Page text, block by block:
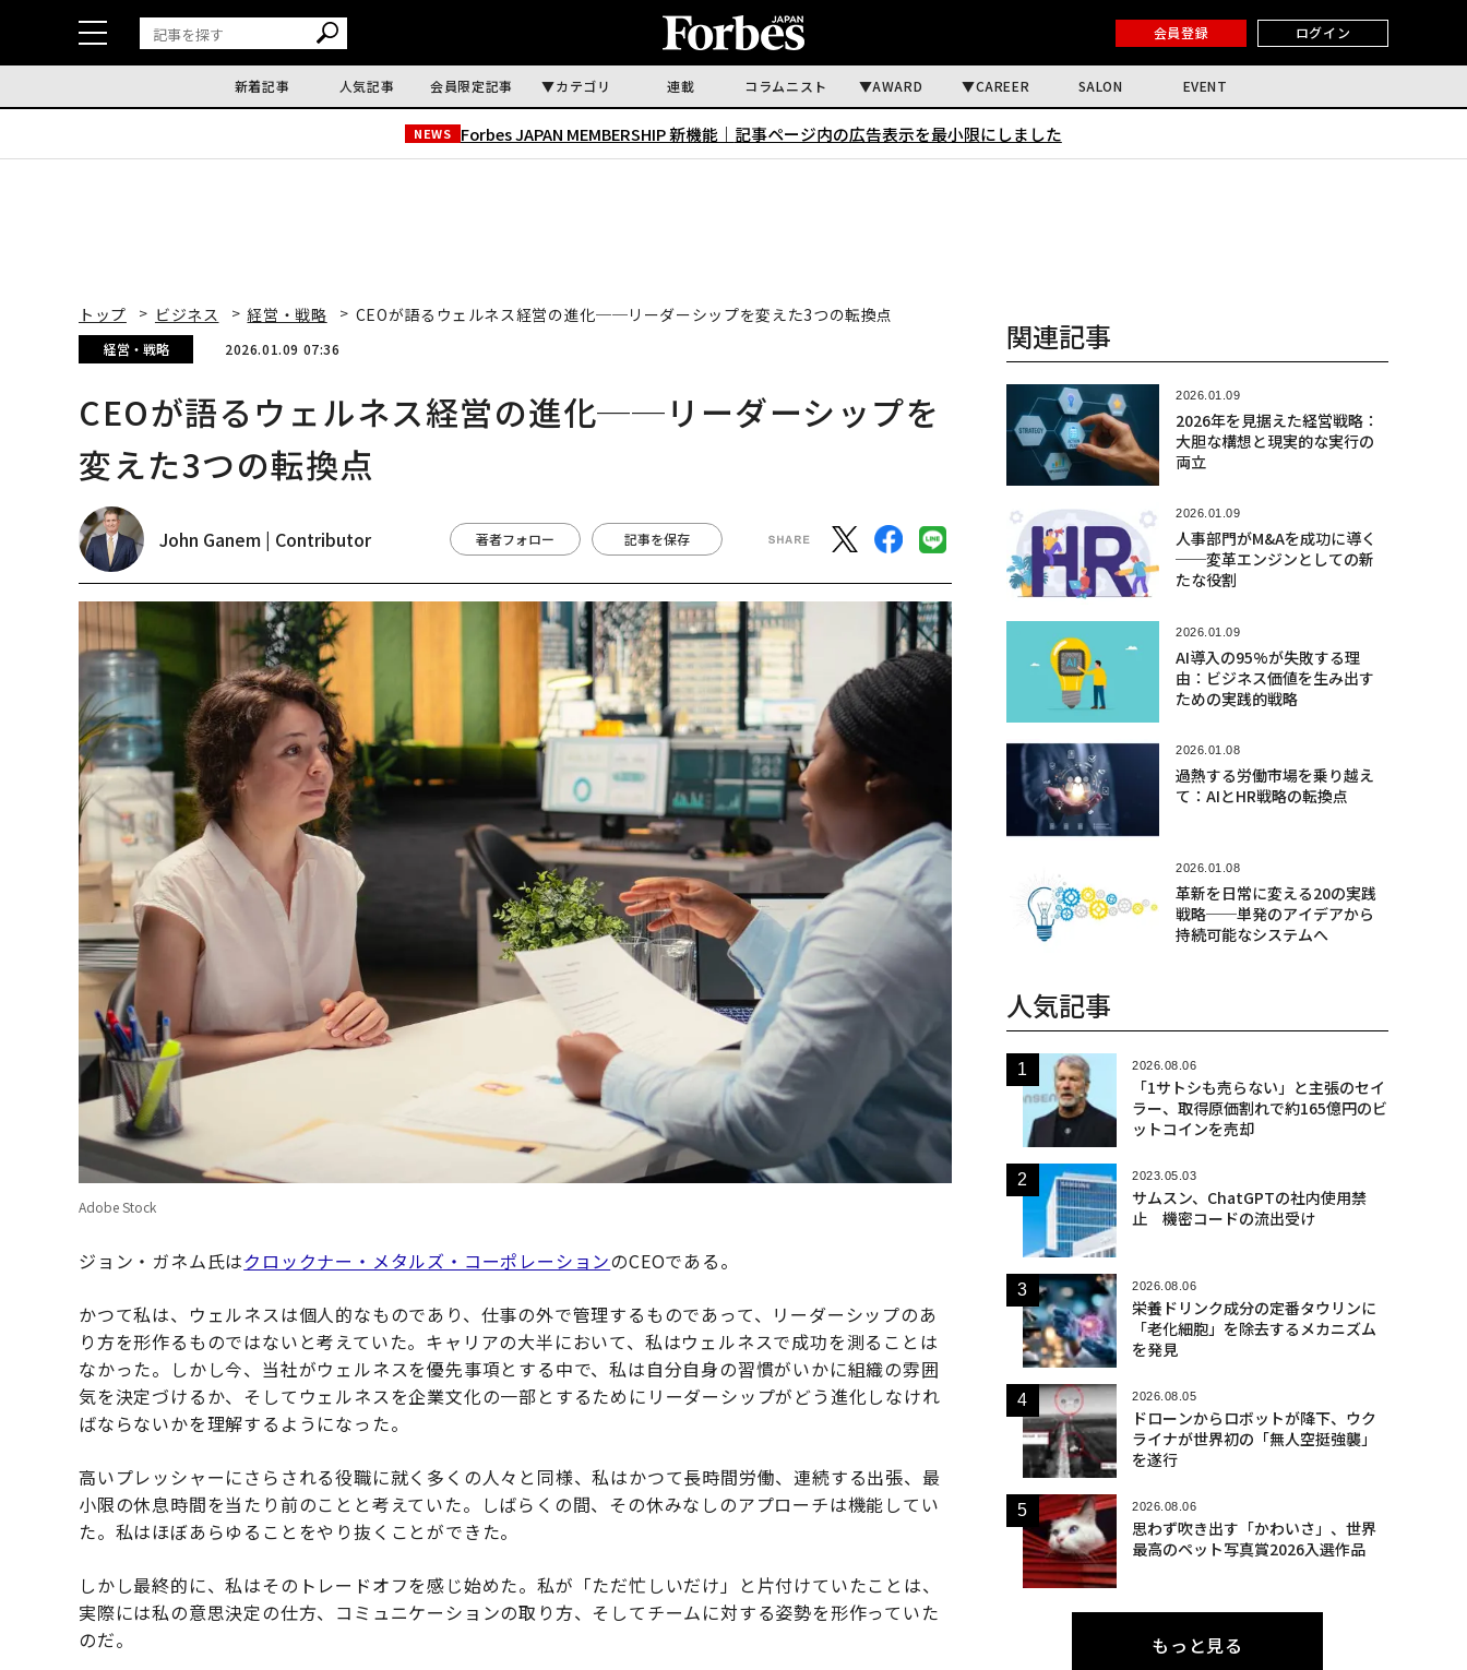
会員登録 ログイン
新着記事 人気記事 会員限定記事 カテゴリ 連載 コラムニスト AWARD CAREER SALON EVENT
NEWS Forbes JAPAN MEMBERSHIP 新機能｜ 記事ページ内の広告表示を最小限にしました
トップ ビジネス 経営・戦略 CEOが語るウェルネス経営の進化──リーダーシップを変えた3つの転換点
経営・戦略 2026.01.09 07:36
CEOが語るウェルネス経営の進化──リーダーシップを
変えた3つの転換点
John Ganem | Contributor 著者フォロー 記事を保存
Adobe Stock
ジョン・ガネム氏はクロックナー・メタルズ・コーポレーションのCEOである。
かつて私は、ウェルネスは個人的なものであり、仕事の外で管理するものであって、リーダーシップのあ
り方を形作るものではないと考えていた。キャリアの大半において、私はウェルネスで成功を測ることは
なかった。しかし今、当社がウェルネスを優先事項とする中で、私は自分自身の習慣がいかに組織の雰囲
気を決定づけるか、そしてウェルネスを企業文化の一部とするためにリーダーシップがどう進化しなけれ
ばならないかを理解するようになった。
高いプレッシャーにさらされる役職に就く多くの人々と同様、私はかつて長時間労働、連続する出張、最
小限の休息時間を当たり前のことと考えていた。しばらくの間、その休みなしのアプローチは機能してい
た。私はほぼあらゆることをやり抜くことができた。
しかし最終的に、私はそのトレードオフを感じ始めた。私が「ただ忙しいだけ」と片付けていたことは、
実際には私の意思決定の仕方、コミュニケーションの取り方、そしてチームに対する姿勢を形作っていた
のだ。
関連記事
2026.01.09
2026年を見据えた経営戦略：
大胆な構想と現実的な実行の
両立
2026.01.09
人事部門がM&Aを成功に導く
──変革エンジンとしての新
たな役割
2026.01.09
AI導入の95%が失敗する理
由：ビジネス価値を生み出す
ための実践的戦略
2026.01.08
過熱する労働市場を乗り越え
て：AIとHR戦略の転換点
2026.01.08
革新を日常に変える20の実践
戦略──単発のアイデアから
持続可能なシステムへ
人気記事
2026.08.06
「1サトシも売らない」と主張のセイ
ラー、取得原価割れで約165億円のビ
ットコインを売却
2023.05.03
サムスン、ChatGPTの社内使用禁
止 機密コードの流出受け
2026.08.06
栄養ドリンク成分の定番タウリンに
「老化細胞」を除去するメカニズム
を発見
2026.08.05
ドローンからロボットが降下、ウク
ライナが世界初の「無人空挺強襲」
を遂行
2026.08.06
思わず吹き出す「かわいさ」、世界
最高のペット写真賞2026入選作品
もっと見る